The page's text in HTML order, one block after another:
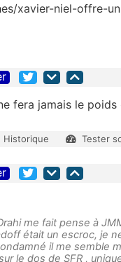
xavier-niel-offre-
fera jamais le
Historique Tester
me fait pense à
était un escroc, je
il me semble
le dos de SFR ,